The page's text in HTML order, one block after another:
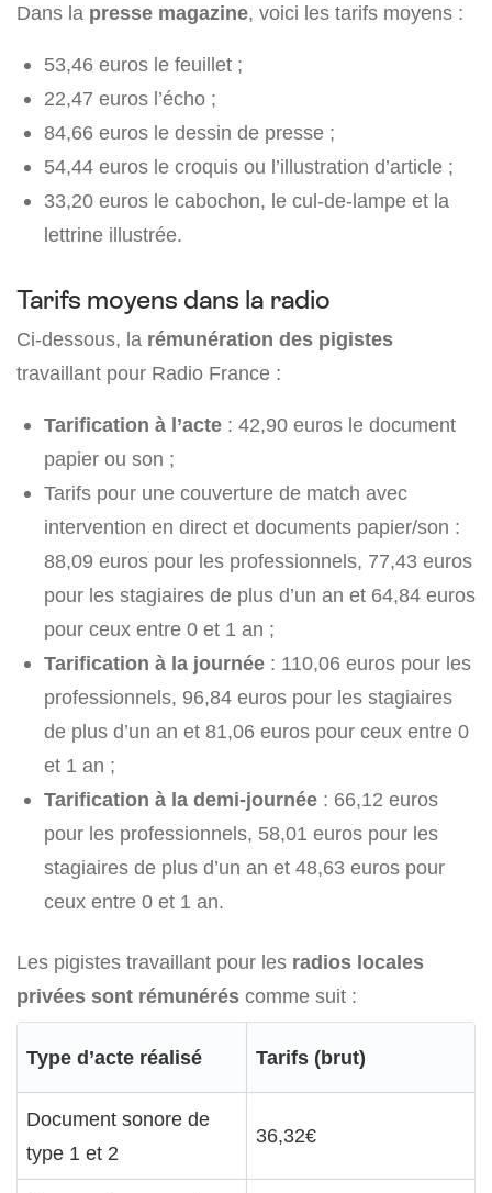
Dans la presse magazine, voici les tarifs moyens :
53,46 euros le feuillet ;
22,47 euros l’écho ;
84,66 euros le dessin de presse ;
54,44 euros le croquis ou l’illustration d’article ;
33,20 euros le cabochon, le cul-de-lampe et la
lettrine illustrée.
Tarifs moyens dans la radio
Ci-dessous, la rémunération des pigistes
travaillant pour Radio France :
Tarification à l’acte : 42,90 euros le document
papier ou son ;
Tarifs pour une couverture de match avec
intervention en direct et documents papier/son :
88,09 euros pour les professionnels, 77,43 euros
pour les stagiaires de plus d’un an et 64,84 euros
pour ceux entre 0 et 1 an ;
Tarification à la journée : 110,06 euros pour les
professionnels, 96,84 euros pour les stagiaires
de plus d’un an et 81,06 euros pour ceux entre 0
et 1 an ;
Tarification à la demi-journée : 66,12 euros
pour les professionnels, 58,01 euros pour les
stagiaires de plus d’un an et 48,63 euros pour
ceux entre 0 et 1 an.
Les pigistes travaillant pour les radios locales
privées sont rémunérés comme suit :
Type d’acte réalisé Tarifs (brut)
Document sonore de
type 1 et 2
36,32€